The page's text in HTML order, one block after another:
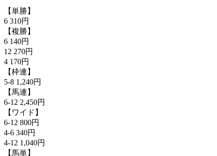
【単勝】
6 310円
【複勝】
6 140円
12 270円
4 170円
【枠連】
5-8 1,240円
【馬連】
6-12 2,450円
【ワイド】
6-12 800円
4-6 340円
4-12 1,040円
【馬単】